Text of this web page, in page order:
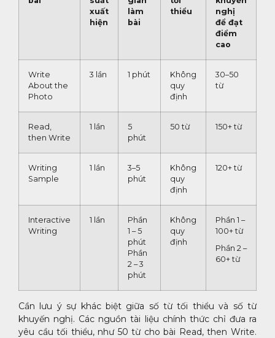
xuất
hiện
làm
bài
thiểu
nghị
để đạt
điểm
cao
Write
About the
Photo
3 lần 1 phút
Không
quy
định
30–50
từ
Read,
then Write
1 lần
5
phút
50 từ 150+ từ
Writing
Sample
1 lần
3–5
phút
Không
quy
định
120+ từ
Interactive
Writing
1 lần
Phần
1 – 5
phút
Phần
2 – 3
phút
Không
quy
định
Phần 1 –
100+ từ
Phần 2 –
60+ từ
Cần lưu ý sự khác biệt giữa số từ tối thiểu và số từ
khuyến nghị. Các nguồn tài liệu chính thức chỉ đưa ra
yêu cầu tối thiểu, như 50 từ cho bài Read, then Write.